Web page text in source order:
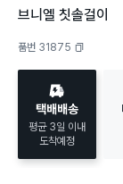
브니엘 칫솔걸이
품번 31875
택배배송
평균 3일 이내
도착예정